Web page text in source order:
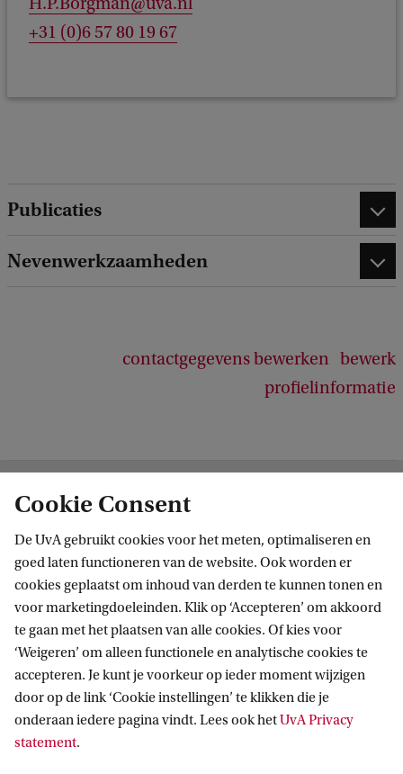
+31 (0)6 57 80 19 67
Publicaties
Nevenwerkzaamheden
contactgegevens bewerken bewerk
profielinformatie
Academy
Volg ons op sociale media
Contact
Waarom UvA Academy
Nieuwsbrief
Aanbod
Cookie Consent
De UvA gebruikt cookies voor het meten, optimaliseren en
goed laten functioneren van de website. Ook worden er
cookies geplaatst om inhoud van derden te kunnen tonen en
voor marketingdoeleinden. Klik op ‘Accepteren’ om akkoord
te gaan met het plaatsen van alle cookies. Of kies voor
‘Weigeren’ om alleen functionele en analytische cookies te
accepteren. Je kunt je voorkeur op ieder moment wijzigen
door op de link ‘Cookie instellingen’ te klikken die je
onderaan iedere pagina vindt. Lees ook hetUvA Privacy
statement.